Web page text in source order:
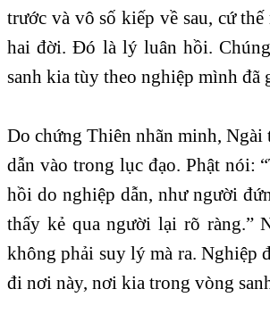
trước và vô số kiếp về sau, cứ
hai đời. Đó là lý luân hồi.
sanh kia tùy theo nghiệp mình đã
Do chứng Thiên nhãn minh,
dẫn vào trong lục đạo. Phật nói:
hồi do nghiệp dẫn, như người
thấy kẻ qua người lại rõ ràng.”
không phải suy lý mà ra. Nghiệp
đi nơi này, nơi kia trong vòng